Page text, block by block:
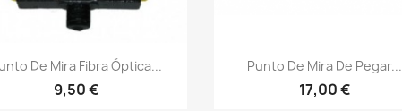
Vista rápida
De Mira Fibra Óptica...
9,50 €
Vista rápida
Punto De Mira De Pegar...
17,00 €